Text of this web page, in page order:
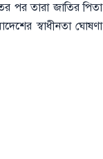
পর তারা জাতির পিতা
স্বাধীনতা ঘোষণা